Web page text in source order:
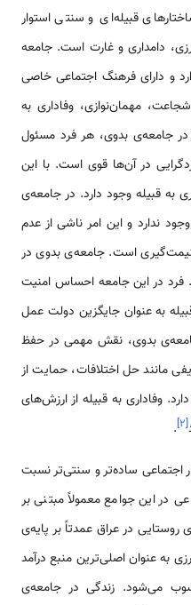
قبیله‌ای و سنتی استوار
دامداری و غارت است. جامعه
و دارای فرهنگ اجتماعی خاصی
مهمان‌نوازی، وفاداری به
جامعه‌ی بدوی، هر فرد مسئول
در آن‌ها قوی است. با این
به قبیله وجود دارد. در جامعه‌ی
ندارد و این امر ناشی از عدم
است. جامعه‌ی بدوی در
فرد در این جامعه احساس امنیت
به عنوان جایگزین دولت عمل
بدوی، نقش مهمی در حفظ
مانند حل اختلافات، حمایت از
وفاداری به قبیله از ارزش‌های
[۲]
.
اجتماعی ساده‌تر و سنتی‌تر نسبت
در این جوامع معمولاً مبتنی بر
در عراق عمدتاً بر پایه‌ی
به عنوان اصلی‌ترین منبع درآمد
می‌شود. زندگی در جامعه‌ی